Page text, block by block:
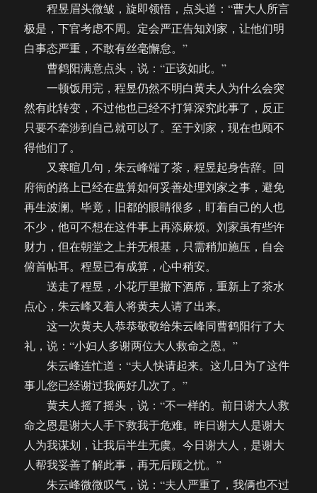
程昱眉头微皱，旋即领悟，点头道：“曹大人所言
极是，下官考虑不周。定会严正告知刘家，让他们明
白事态严重，不敢有丝毫懈怠。”
曹鹤阳满意点头，说：“正该如此。”
一顿饭用完，程昱仍然不明白黄夫人为什么会突
然有此转变，不过他也已经不打算深究此事了，反正
只要不牵涉到自己就可以了。至于刘家，现在也顾不
得他们了。
又寒暄几句，朱云峰端了茶，程昱起身告辞。回
府衙的路上已经在盘算如何妥善处理刘家之事，避免
再生波澜。毕竟，旧都的眼睛很多，盯着自己的人也
不少，他可不想在这件事上再添麻烦。刘家虽有些许
财力，但在朝堂之上并无根基，只需稍加施压，自会
俯首帖耳。程昱已有成算，心中稍安。
送走了程昱，小花厅里撤下酒席，重新上了茶水
点心，朱云峰又着人将黄夫人请了出来。
这一次黄夫人恭恭敬敬给朱云峰同曹鹤阳行了大
礼，说：“小妇人多谢两位大人救命之恩。”
朱云峰连忙道：“夫人快请起来。这几日为了这件
事儿您已经谢过我俩好几次了。”
黄夫人摇了摇头，说：“不一样的。前日谢大人救
命之恩是谢大人手下救我于危难。昨日谢大人是谢大
人为我谋划，让我后半生无虞。今日谢大人，是谢大
人帮我妥善了解此事，再无后顾之忧。”
朱云峰微微叹气，说：“夫人严重了，我俩也不过